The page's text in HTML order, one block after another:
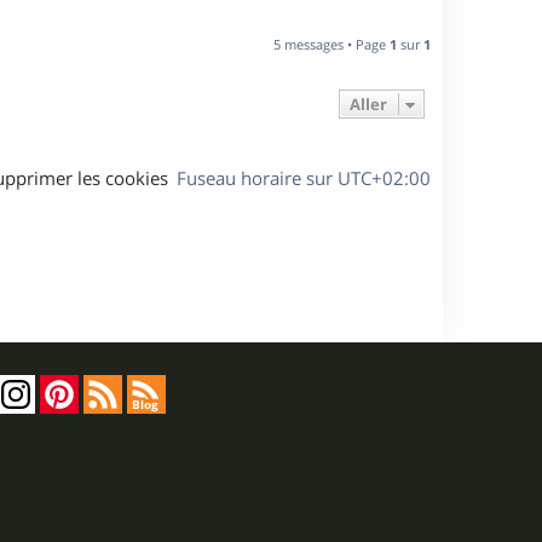
5 messages • Page 1 sur 1
Aller
Fuseau horaire sur UTC+02:00
les cookies